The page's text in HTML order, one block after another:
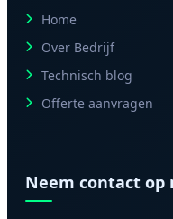
Home
Over Bedrijf
Technisch blog
Offerte aanvragen
Neem contact op